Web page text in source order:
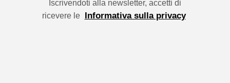
Iscrivendoti alla newsletter, accetti di
ricevere le Informativa sulla privacy